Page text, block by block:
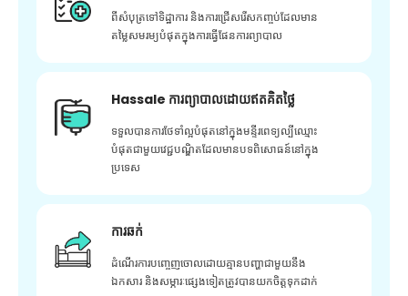
ពីសំបុត្រទៅទិដ្ឋាការ និងការជ្រើសរើសកញ្ចប់ដែលមាន
តម្លៃសមរម្យបំផុតក្នុងការធ្វើផែនការព្យាបាល
Hassale ការព្យាបាលដោយឥតគិតថ្លៃ
ទទួលបានការថែទាំល្អបំផុតនៅក្នុងមន្ទីរពេទ្យល្បីឈ្មោះ
បំផុតជាមួយវេជ្ជបណ្ឌិតដែលមានបទពិសោធន៍នៅក្នុង
ប្រទេស
ការឆក់
ដំណើរការបញ្ចេញចោលដោយគ្មានបញ្ហាជាមួយនឹង
ឯកសារ និងសម្ភារៈផ្សេងទៀតត្រូវបានយកចិត្តទុកដាក់